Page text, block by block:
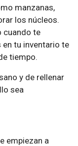
manzanas,
los núcleos.
cuando te
en tu inventario te
tiempo.
y de rellenar
sea
empiezan a